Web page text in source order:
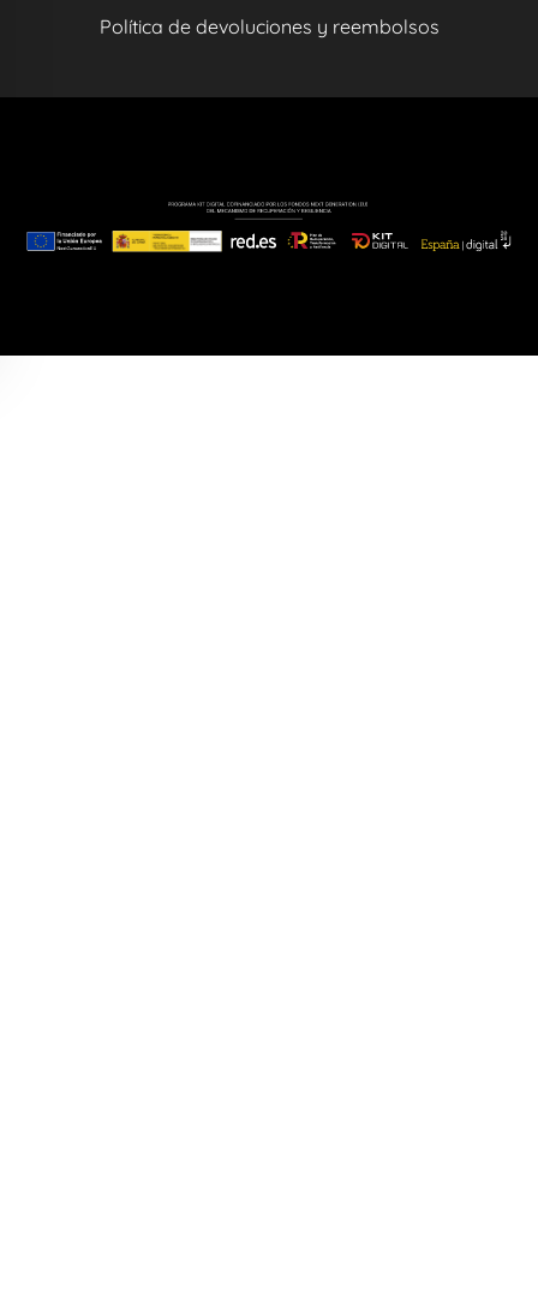
Política de devoluciones y reembolsos